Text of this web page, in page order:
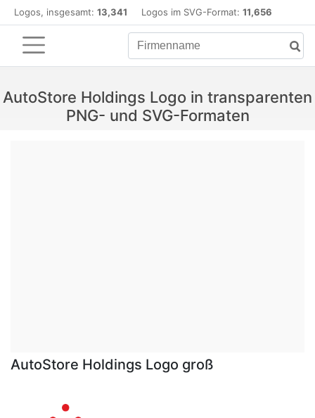
Logos, insgesamt: 13,341 Logos im SVG-Format: 11,656
AutoStore Holdings Logo in transparenten
PNG- und SVG-Formaten
AutoStore Holdings Logo groß